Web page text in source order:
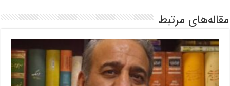
مقاله‌های مرتبط